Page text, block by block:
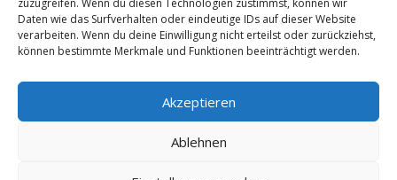
zuzugreifen. Wenn du diesen Technologien zustimmst, können wir
Daten wie das Surfverhalten oder eindeutige IDs auf dieser Website
verarbeiten. Wenn du deine Einwilligung nicht erteilst oder zurückziehst,
können bestimmte Merkmale und Funktionen beeinträchtigt werden.
Akzeptieren
Ablehnen